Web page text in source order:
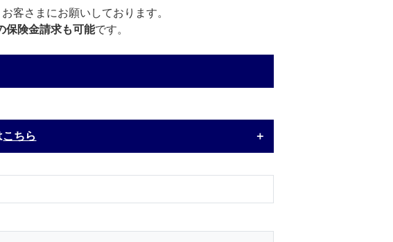
客さまにお願いしております。
保険金請求も可能です。
こちら ＋